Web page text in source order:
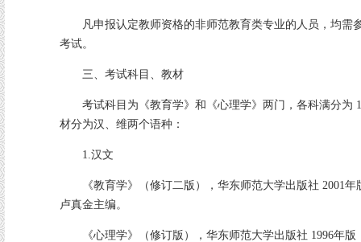
凡申报认定教师资格的非师范教育类专业的人员，均需
考试。
三、考试科目、教材
考试科目为《教育学》和《心理学》两门，各科满分为
材分为汉、维两个语种：
1.汉文
《教育学》（修订二版），华东师范大学出版社 2001年
卢真金主编。
《心理学》（修订版），华东师范大学出版社 1996年版